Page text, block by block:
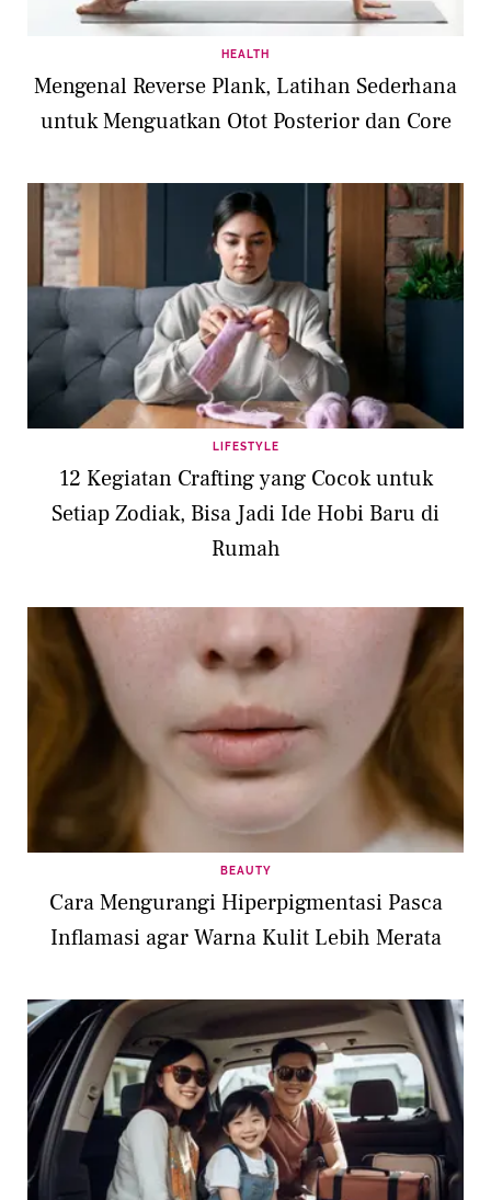
HEALTH
Mengenal Reverse Plank, Latihan Sederhana
untuk Menguatkan Otot Posterior dan Core
LIFESTYLE
12 Kegiatan Crafting yang Cocok untuk
Setiap Zodiak, Bisa Jadi Ide Hobi Baru di
Rumah
BEAUTY
Cara Mengurangi Hiperpigmentasi Pasca
Inflamasi agar Warna Kulit Lebih Merata